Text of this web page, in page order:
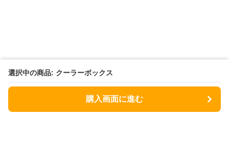
選択中の商品: クーラーボックス
購入画面に進む